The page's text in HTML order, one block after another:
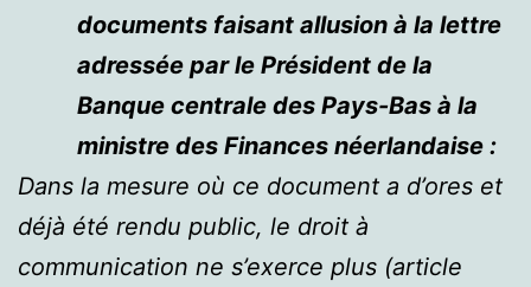
documents faisant allusion à la lettre
adressée par le Président de la
Banque centrale des Pays-Bas à la
ministre des Finances néerlandaise :
Dans la mesure où ce document a d’ores et
déjà été rendu public, le droit à
communication ne s’exerce plus (article